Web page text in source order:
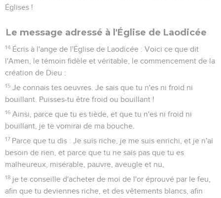
Églises !
Le message adressé à l'Église de Laodicée
14 Écris à l'ange de l'Église de Laodicée : Voici ce que dit
l'Amen, le témoin fidèle et véritable, le commencement de la
création de Dieu :
15 Je connais tes oeuvres. Je sais que tu n'es ni froid ni
bouillant. Puisses-tu être froid ou bouillant !
16 Ainsi, parce que tu es tiède, et que tu n'es ni froid ni
bouillant, je te vomirai de ma bouche.
17 Parce que tu dis : Je suis riche, je me suis enrichi, et je n'ai
besoin de rien, et parce que tu ne sais pas que tu es
malheureux, misérable, pauvre, aveugle et nu,
18 je te conseille d'acheter de moi de l'or éprouvé par le feu,
afin que tu deviennes riche, et des vêtements blancs, afin